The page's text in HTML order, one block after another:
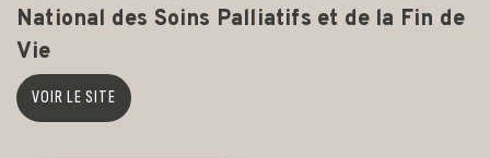
National des Soins Palliatifs et de la Fin de
Vie
VOIR LE SITE